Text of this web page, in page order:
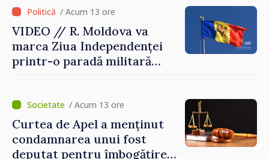
/ Acum 13 ore
VIDEO // R. Moldova va
marca Ziua Independenței
printr-o paradă militară
eforturile pentru
consolidarea capacităților
de apărare”
/ Acum 13 ore
Curtea de Apel a menținut
condamnarea unui fost
deputat pentru îmbogățire